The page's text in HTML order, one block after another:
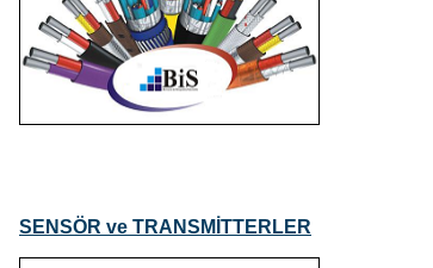
SENSÖR ve TRANSMİTTERLER